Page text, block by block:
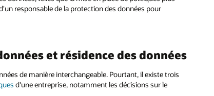
responsable de la protection des données pour
et résidence des données
de manière interchangeable. Pourtant, il existe trois
d'une entreprise, notamment les décisions sur le